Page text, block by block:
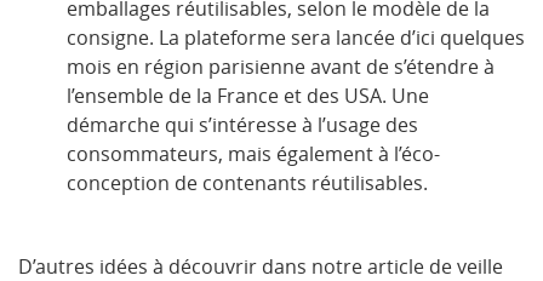
emballages réutilisables, selon le modèle de la
consigne. La plateforme sera lancée d’ici quelques
mois en région parisienne avant de s’étendre à
l’ensemble de la France et des USA. Une
démarche qui s’intéresse à l’usage des
consommateurs, mais également à l’éco-
conception de contenants réutilisables.
D’autres idées à découvrir dans notre article de veille